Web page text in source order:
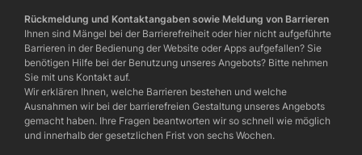
Rückmeldung und Kontaktangaben sowie Meldung von Barrieren
Ihnen sind Mängel bei der Barrierefreiheit oder hier nicht aufgeführte
Barrieren in der Bedienung der Website oder Apps aufgefallen? Sie
benötigen Hilfe bei der Benutzung unseres Angebots? Bitte nehmen
Sie mit uns Kontakt auf.
Wir erklären Ihnen, welche Barrieren bestehen und welche
Ausnahmen wir bei der barrierefreien Gestaltung unseres Angebots
gemacht haben. Ihre Fragen beantworten wir so schnell wie möglich
und innerhalb der gesetzlichen Frist von sechs Wochen.